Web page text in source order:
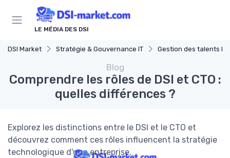
LE MÉDIA DES DSI
DSI Market Stratégie & Gouvernance IT Gestion des talents IT
Blog
Comprendre les rôles de DSI et CTO :
quelles différences ?
Explorez les distinctions entre le DSI et le CTO et
découvrez comment ces rôles influencent la stratégie
technologique d'une entreprise.
Panneau de gestion des cookies